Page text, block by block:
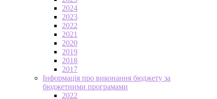
2024
2023
2022
2021
2020
2019
2018
2017
Інформація про виконання бюджету за
бюджетними програмами
2022